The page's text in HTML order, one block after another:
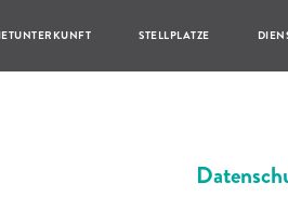
STELLPLATZE